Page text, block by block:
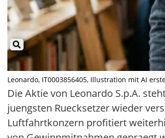
Leonardo, IT0003856405, Illustration mit AI
Die Aktie von Leonardo S.p.A.
juengsten Ruecksetzer wieder
Luftfahrtkonzern profitiert